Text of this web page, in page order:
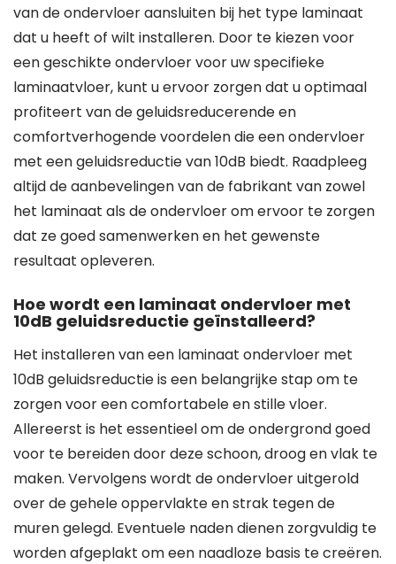
van de ondervloer aansluiten bij het type laminaat
dat u heeft of wilt installeren. Door te kiezen voor
een geschikte ondervloer voor uw specifieke
laminaatvloer, kunt u ervoor zorgen dat u optimaal
profiteert van de geluidsreducerende en
comfortverhogende voordelen die een ondervloer
met een geluidsreductie van 10dB biedt. Raadpleeg
altijd de aanbevelingen van de fabrikant van zowel
het laminaat als de ondervloer om ervoor te zorgen
dat ze goed samenwerken en het gewenste
resultaat opleveren.
Hoe wordt een laminaat ondervloer met
10dB geluidsreductie geïnstalleerd?
Het installeren van een laminaat ondervloer met
10dB geluidsreductie is een belangrijke stap om te
zorgen voor een comfortabele en stille vloer.
Allereerst is het essentieel om de ondergrond goed
voor te bereiden door deze schoon, droog en vlak te
maken. Vervolgens wordt de ondervloer uitgerold
over de gehele oppervlakte en strak tegen de
muren gelegd. Eventuele naden dienen zorgvuldig te
worden afgeplakt om een naadloze basis te creëren.